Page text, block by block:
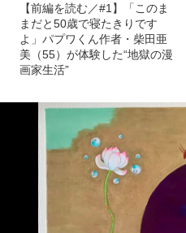
【前編を読む／#1】「このま
まだと50歳で寝たきりです
よ」パプワくん作者・柴田亜
美（55）が体験した“地獄の漫
画家生活”